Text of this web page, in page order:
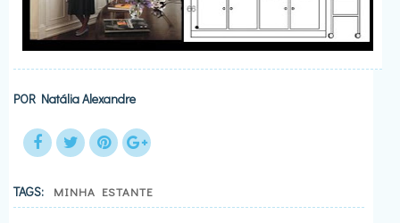
POR Natália Alexandre
TAGS: MINHA ESTANTE